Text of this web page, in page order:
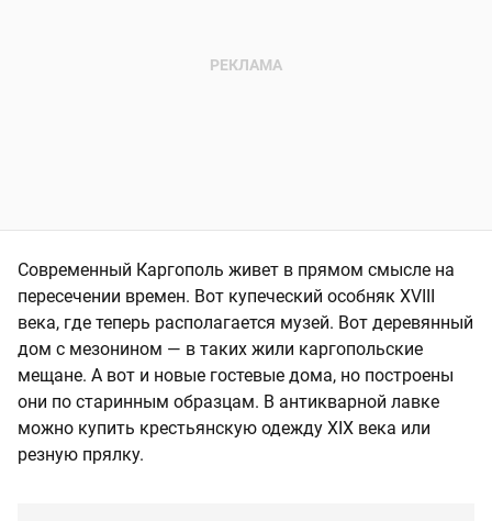
Современный Каргополь живет в прямом смысле на
пересечении времен. Вот купеческий особняк XVIII
века, где теперь располагается музей. Вот деревянный
дом с мезонином — в таких жили каргопольские
мещане. А вот и новые гостевые дома, но построены
они по старинным образцам. В антикварной лавке
можно купить крестьянскую одежду XIX века или
резную прялку.